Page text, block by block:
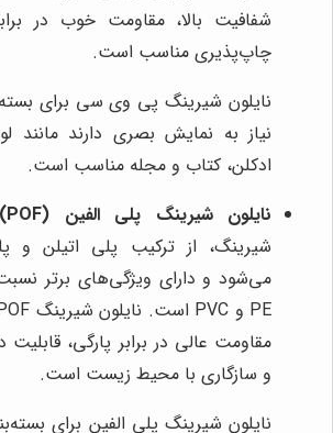
شفافیت بالا، مقاومت خوب در
چاپ‌پذیری مناسب است.
نایلون شیرینگ پی وی سی برای
نیاز به نمایش بصری دارند مانند
ادکلن، کتاب و مجله مناسب است.
نایلون شیرینگ پلی الفین (POF):
شیرینگ، از ترکیب پلی اتیلن و
می‌شود و دارای ویژگی‌های برتر
مقاومت عالی در برابر پارگی،
و سازگاری با محیط زیست است.
نایلون شیرینگ پلی الفین برای